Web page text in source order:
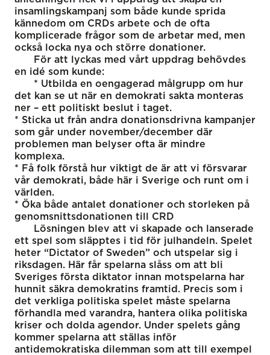
insamlingskampanj som både kunde sprida
kännedom om CRDs arbete och de ofta
komplicerade frågor som de arbetar med, men
också locka nya och större donationer.
För att lyckas med vårt uppdrag behövdes
en idé som kunde:
* Utbilda en oengagerad målgrupp om hur
det kan se ut när en demokrati sakta monteras
ner – ett politiskt beslut i taget.
* Sticka ut från andra donationsdrivna kampanjer
som går under november/december där
problemen man belyser ofta är mindre
komplexa.
* Få folk förstå hur viktigt de är att vi försvarar
vår demokrati, både här i Sverige och runt om i
världen.
* Öka både antalet donationer och storleken på
genomsnittsdonationen till CRD
Lösningen blev att vi skapade och lanserade
ett spel som släpptes i tid för julhandeln. Spelet
heter “Dictator of Sweden” och utspelar sig i
riksdagen. Här får spelarna slåss om att bli
Sveriges första diktator innan motspelarna har
hunnit säkra demokratins framtid. Precis som i
det verkliga politiska spelet måste spelarna
förhandla med varandra, hantera olika politiska
kriser och dolda agendor. Under spelets gång
kommer spelarna att ställas inför
antidemokratiska dilemman som att till exempel